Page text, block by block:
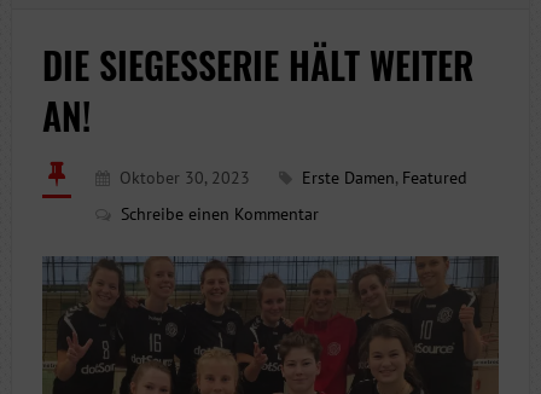
DIE SIEGESSERIE HÄLT WEITER
AN!
Oktober 30, 2023 Erste Damen, Featured
Schreibe einen Kommentar